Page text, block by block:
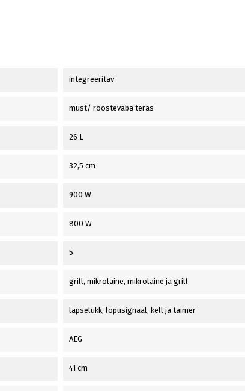
integreeritav
must/ roostevaba teras
26 L
32,5 cm
900 W
800 W
5
grill, mikrolaine, mikrolaine ja grill
lapselukk, lõpusignaal, kell ja taimer
AEG
41 cm